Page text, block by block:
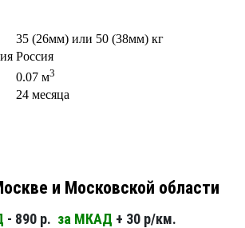
35 (26мм) или 50 (38мм) кг
Россия
0.07 м3
24 месяца
и Московской области
- 890 р. за МКАД + 30 р/км.